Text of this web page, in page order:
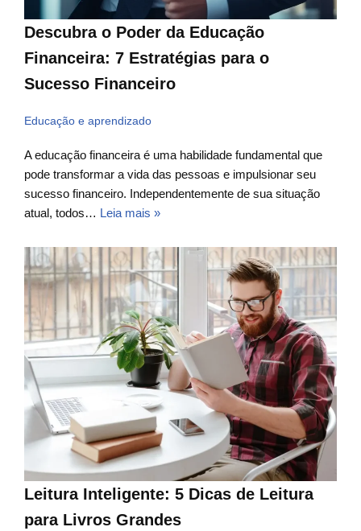
Descubra o Poder da Educação
Financeira: 7 Estratégias para o
Sucesso Financeiro
Educação e aprendizado
A educação financeira é uma habilidade fundamental que
pode transformar a vida das pessoas e impulsionar seu
sucesso financeiro. Independentemente de sua situação
atual, todos… Leia mais »
Leitura Inteligente: 5 Dicas de Leitura
para Livros Grandes